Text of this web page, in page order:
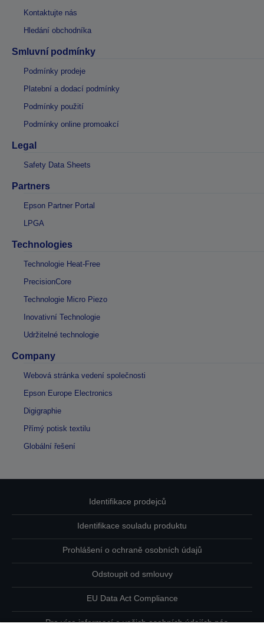
Kontaktujte nás
Hledání obchodníka
Smluvní podmínky
Podmínky prodeje
Platební a dodací podmínky
Podmínky použití
Podmínky online promoakcí
Legal
Safety Data Sheets
Partners
Epson Partner Portal
LPGA
Technologies
Technologie Heat-Free
PrecisionCore
Technologie Micro Piezo
Inovativní Technologie
Udržitelné technologie
Company
Webová stránka vedení společnosti
Epson Europe Electronics
Digigraphie
Přímý potisk textilu
Globální řešení
Identifikace prodejců
Identifikace souladu produktu
Prohlášení o ochraně osobních údajů
Odstoupit od smlouvy
EU Data Act Compliance
Pro více informací o vašich osobních údajích nás